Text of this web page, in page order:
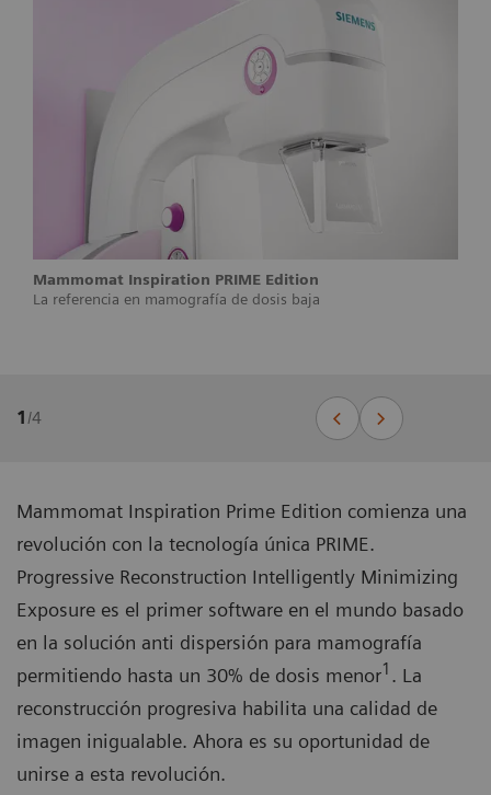
Mammomat Inspiration PRIME Edition
La referencia en mamografía de dosis baja
1/4
Mammomat Inspiration Prime Edition comienza una
revolución con la tecnología única PRIME.
Progressive Reconstruction Intelligently Minimizing
Exposure es el primer software en el mundo basado
en la solución anti dispersión para mamografía
permitiendo hasta un 30% de dosis menor1 . La
reconstrucción progresiva habilita una calidad de
imagen inigualable. Ahora es su oportunidad de
unirse a esta revolución.